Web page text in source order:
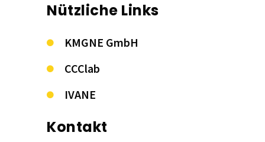
Nützliche Links
KMGNE GmbH
CCClab
IVANE
Kontakt